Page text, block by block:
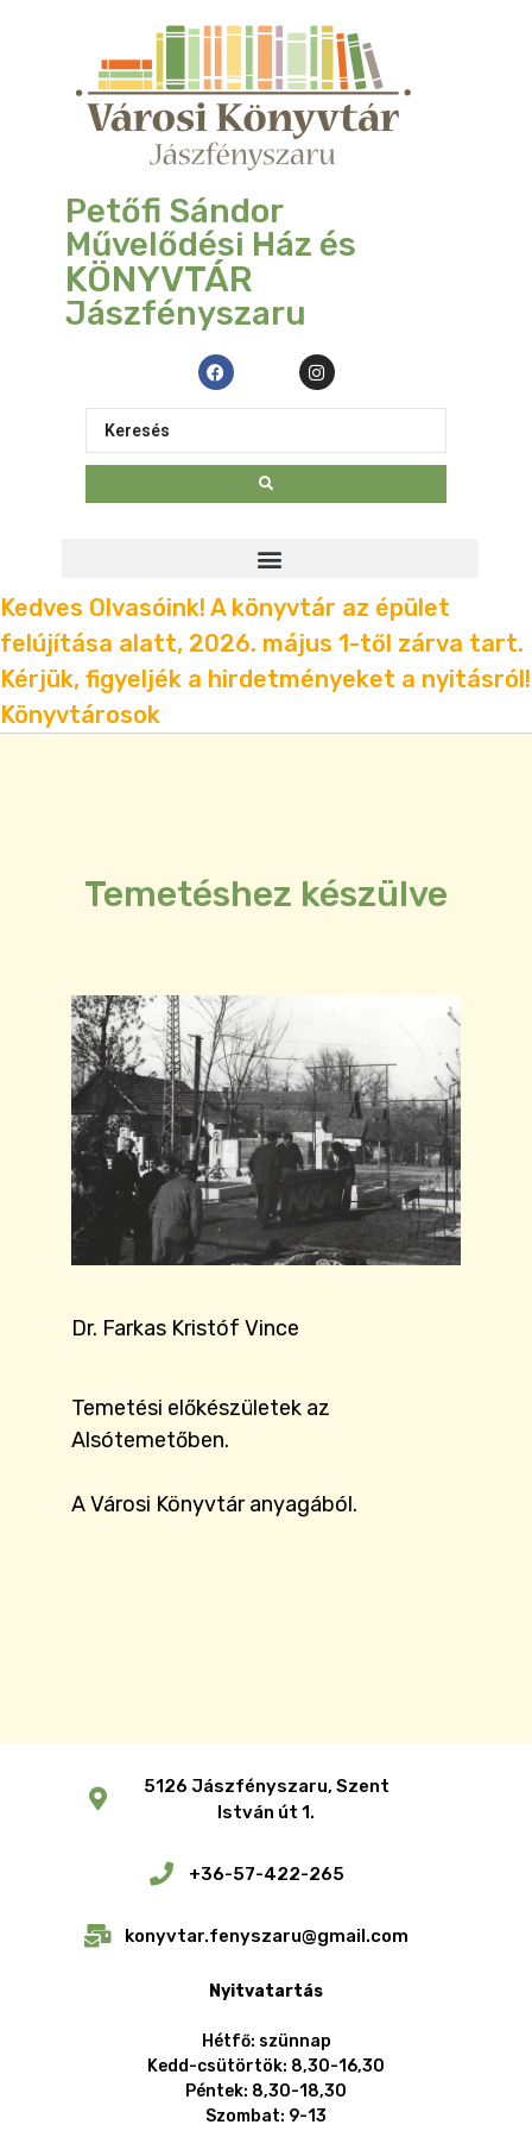
Petőfi Sándor
Művelődési Ház és
KÖNYVTÁR
Jászfényszaru
Kedves Olvasóink! A könyvtár az épület
felújítása alatt, 2026. május 1-től zárva tart.
Kérjük, figyeljék a hirdetményeket a nyitásról!
Könyvtárosok
Temetéshez készülve
Dr. Farkas Kristóf Vince
Temetési előkészületek az
Alsótemetőben.
A Városi Könyvtár anyagából.
5126 Jászfényszaru, Szent
István út 1.
+36-57-422-265
konyvtar.fenyszaru@gmail.com
Nyitvatartás
Hétfő: szünnap
Kedd-csütörtök: 8,30-16,30
Péntek: 8,30-18,30
Szombat: 9-13